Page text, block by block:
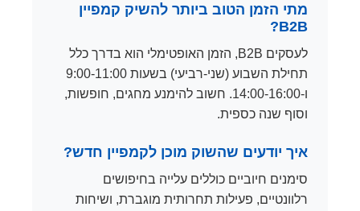
מתי הזמן הטוב ביותר להשיק קמפיין
B2B?
לעסקים B2B, הזמן האופטימלי הוא בדרך כלל
תחילת השבוע (שני-רביעי) בשעות 9:00-11:00
ו-14:00-16:00. חשוב להימנע מחגים, חופשות,
וסוף שנה כספית.
איך יודעים שהשוק מוכן לקמפיין חדש?
סימנים חיוביים כוללים עלייה בחיפושים
רלוונטיים, פעילות תחרותית מוגברת, ושיחות